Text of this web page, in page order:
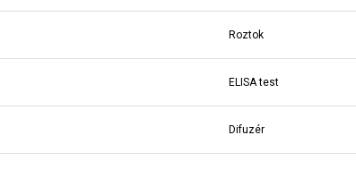
Roztok
ELISA test
Difuzér